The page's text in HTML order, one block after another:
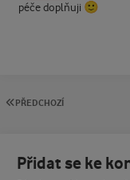
péče doplňuji 🙂
PRVNÍ STRÁNKA
PŘEDCHOZÍ
Přidat se ke